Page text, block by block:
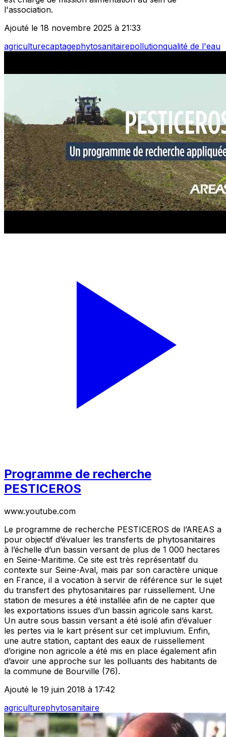
l'association.
Ajouté le 18 novembre 2025 à 21:33
agriculturecaptagephytosanitairepollutionqualité de l'eau
Programme de recherche
PESTICEROS
www.youtube.com
Le programme de recherche PESTICEROS de l’AREAS a
pour objectif d’évaluer les transferts de phytosanitaires
à l’échelle d’un bassin versant de plus de 1 000 hectares
en Seine-Maritime. Ce site est très représentatif du
contexte sur Seine-Aval, mais par son caractère unique
en France, il a vocation à servir de référence sur le sujet
du transfert des phytosanitaires par ruissellement. Une
station de mesures a été installée afin de ne capter que
les exportations issues d’un bassin agricole sans karst.
Un autre sous bassin versant a été isolé afin d’évaluer
les pertes via le kart présent sur cet impluvium. Enfin,
une autre station, captant des eaux de ruissellement
d’origine non agricole a été mis en place également afin
d’avoir une approche sur les polluants des habitants de
la commune de Bourville (76).
Ajouté le 19 juin 2018 à 17:42
agriculturephytosanitaire